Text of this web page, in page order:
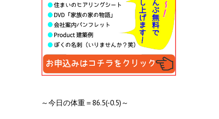
～今日の体重＝86.5(-0.5)～